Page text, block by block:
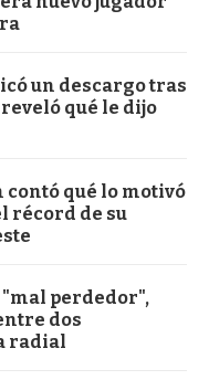
un descargo tras
qué le dijo
contó qué lo motivó
récord de su
perdedor",
dos
radial